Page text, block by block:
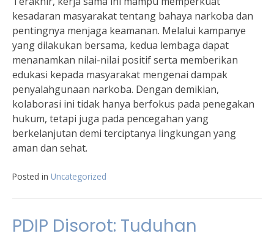
kesadaran masyarakat tentang bahaya narkoba dan
pentingnya menjaga keamanan. Melalui kampanye
yang dilakukan bersama, kedua lembaga dapat
menanamkan nilai-nilai positif serta memberikan
edukasi kepada masyarakat mengenai dampak
penyalahgunaan narkoba. Dengan demikian,
kolaborasi ini tidak hanya berfokus pada penegakan
hukum, tetapi juga pada pencegahan yang
berkelanjutan demi terciptanya lingkungan yang
aman dan sehat.
Posted in Uncategorized
PDIP Disorot: Tuduhan